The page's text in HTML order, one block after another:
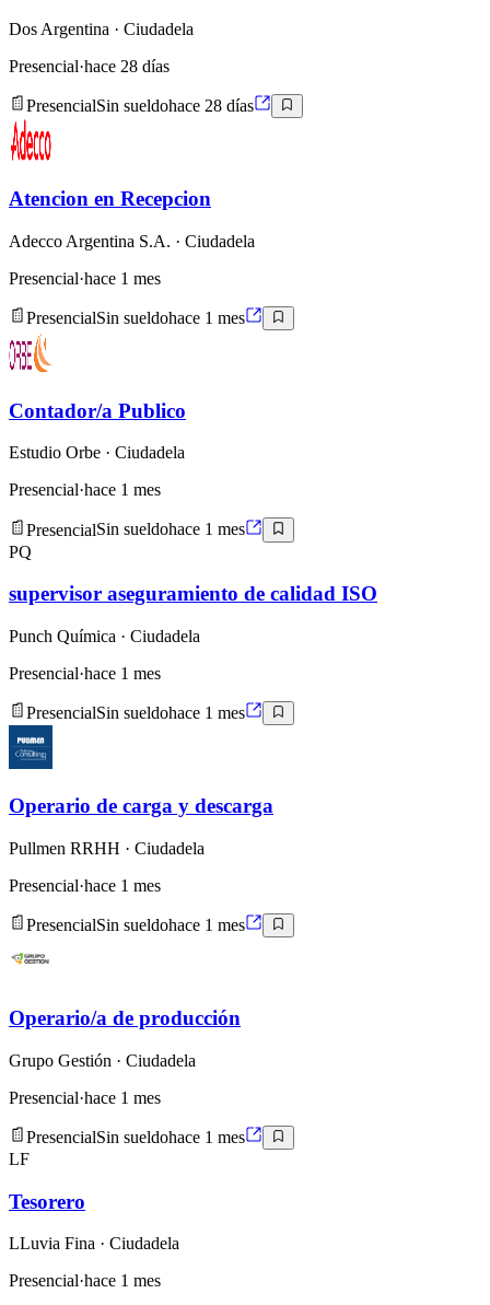
Dos Argentina · Ciudadela
Presencial·hace 28 días
PresencialSin sueldohace 28 días
Atencion en Recepcion
Adecco Argentina S.A. · Ciudadela
Presencial·hace 1 mes
PresencialSin sueldohace 1 mes
Contador/a Publico
Estudio Orbe · Ciudadela
Presencial·hace 1 mes
PresencialSin sueldohace 1 mes
PQ
supervisor aseguramiento de calidad ISO
Punch Química · Ciudadela
Presencial·hace 1 mes
PresencialSin sueldohace 1 mes
Operario de carga y descarga
Pullmen RRHH · Ciudadela
Presencial·hace 1 mes
PresencialSin sueldohace 1 mes
Operario/a de producción
Grupo Gestión · Ciudadela
Presencial·hace 1 mes
PresencialSin sueldohace 1 mes
LF
Tesorero
LLuvia Fina · Ciudadela
Presencial·hace 1 mes